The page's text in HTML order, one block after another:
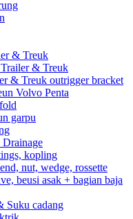
& Treuk
& Treuk
& Treuk outrigger bracket
Volvo Penta
garpu
kopling
nut, wedge, rossette
beusi asak + bagian baja
Suku cadang